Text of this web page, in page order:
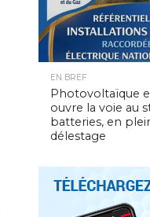
EN BREF
Photovoltaïque
ouvre la voie au
batteries, en
délestage